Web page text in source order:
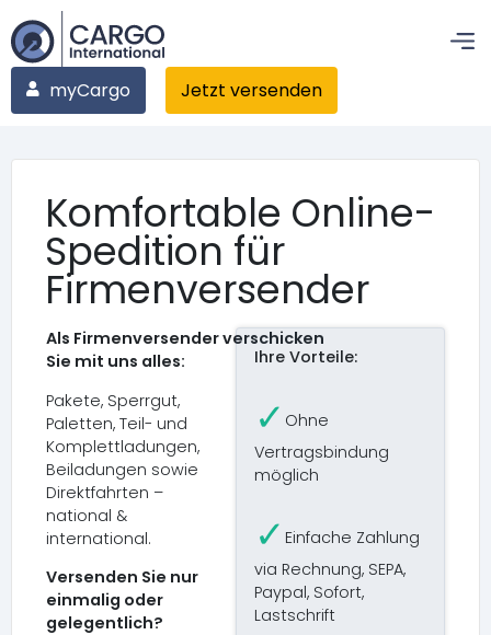
myCargo Jetzt versenden
Komfortable Online-
Spedition für
Firmen­versender
Als Firmenversender verschicken
Sie mit uns alles:
Pakete, Sperrgut,
Paletten, Teil- und
Komplettladungen,
Beiladungen sowie
Direktfahrten –
national &
international.
Versenden Sie nur
einmalig oder
gelegentlich?
Ihre Vorteile:
✓ Ohne
Vertragsbindung
möglich
✓ Einfache Zahlung
via Rechnung, SEPA,
Paypal, Sofort,
Lastschrift